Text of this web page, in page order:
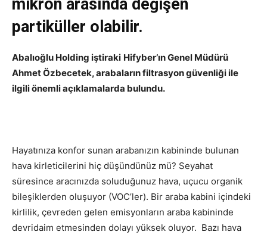
mikron arasında değişen
partiküller olabilir.
Abalıoğlu Holding iştiraki Hifyber’ın Genel Müdürü
Ahmet Özbecetek, arabaların filtrasyon güvenliği ile
ilgili önemli açıklamalarda bulundu.
Hayatınıza konfor sunan arabanızın kabininde bulunan
hava kirleticilerini hiç düşündünüz mü? Seyahat
süresince aracınızda soluduğunuz hava, uçucu organik
bileşiklerden oluşuyor (VOC’ler). Bir araba kabini içindeki
kirlilik, çevreden gelen emisyonların araba kabininde
devridaim etmesinden dolayı yüksek oluyor. Bazı hava